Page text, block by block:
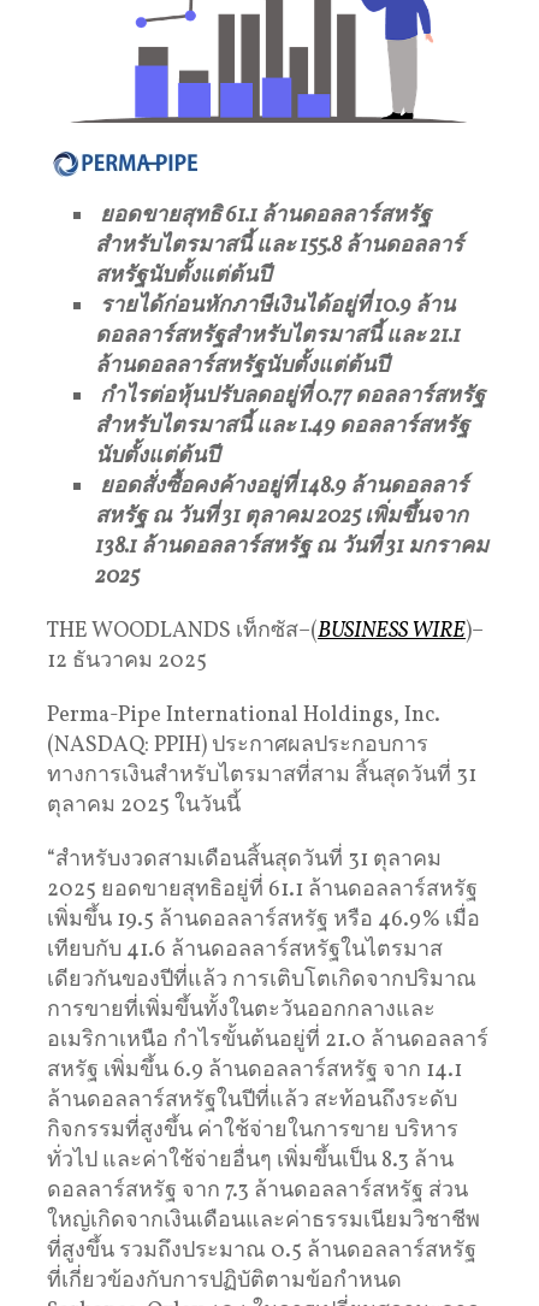
ยอดขายสุทธิ61.1 ล้านดอลลาร์สหรัฐ
สำหรับไตรมาสนี้ และ155.8ล้านดอลลาร์
สหรัฐนับตั้งแต่ต้นปี
รายได้ก่อนหักภาษีเงินได้อยู่ที่10.9 ล้าน
ดอลลาร์สหรัฐสำหรับไตรมาสนี้ และ21.1
ล้านดอลลาร์สหรัฐนับตั้งแต่ต้นปี
กำไรต่อหุ้นปรับลดอยู่ที่0.77ดอลลาร์สหรัฐ
สำหรับไตรมาสนี้ และ1.49 ดอลลาร์สหรัฐ
นับตั้งแต่ต้นปี
ยอดสั่งซื้อคงค้างอยู่ที่148.9 ล้านดอลลาร์
สหรัฐ ณ วันที่31 ตุลาคม2025เพิ่มขึ้นจาก
138.1 ล้านดอลลาร์สหรัฐ ณ วันที่31 มกราคม
2025
THE WOODLANDS เท็กซัส–(BUSINESS WIRE)–
12 ธันวาคม 2025
Perma-Pipe International Holdings, Inc.
(NASDAQ: PPIH) ประกาศผลประกอบการ
ทางการเงินสำหรับไตรมาสที่สาม สิ้นสุดวันที่ 31
ตุลาคม 2025 ในวันนี้
“สำหรับงวดสามเดือนสิ้นสุดวันที่ 31 ตุลาคม
2025 ยอดขายสุทธิอยู่ที่ 61.1 ล้านดอลลาร์สหรัฐ
เพิ่มขึ้น 19.5 ล้านดอลลาร์สหรัฐ หรือ 46.9% เมื่อ
เทียบกับ 41.6 ล้านดอลลาร์สหรัฐในไตรมาส
เดียวกันของปีที่แล้ว การเติบโตเกิดจากปริมาณ
การขายที่เพิ่มขึ้นทั้งในตะวันออกกลางและ
อเมริกาเหนือ กำไรขั้นต้นอยู่ที่ 21.0 ล้านดอลลาร์
สหรัฐ เพิ่มขึ้น 6.9 ล้านดอลลาร์สหรัฐ จาก 14.1
ล้านดอลลาร์สหรัฐในปีที่แล้ว สะท้อนถึงระดับ
กิจกรรมที่สูงขึ้น ค่าใช้จ่ายในการขาย บริหาร
ทั่วไป และค่าใช้จ่ายอื่นๆ เพิ่มขึ้นเป็น 8.3 ล้าน
ดอลลาร์สหรัฐ จาก 7.3 ล้านดอลลาร์สหรัฐ ส่วน
ใหญ่เกิดจากเงินเดือนและค่าธรรมเนียมวิชาชีพ
ที่สูงขึ้น รวมถึงประมาณ 0.5 ล้านดอลลาร์สหรัฐ
ที่เกี่ยวข้องกับการปฏิบัติตามข้อกำหนด